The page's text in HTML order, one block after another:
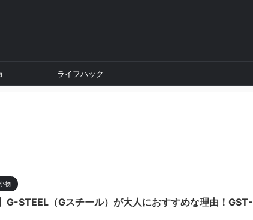
ライフハック
物
G-STEEL（Gスチール）が大人におすすめな理由！GST-